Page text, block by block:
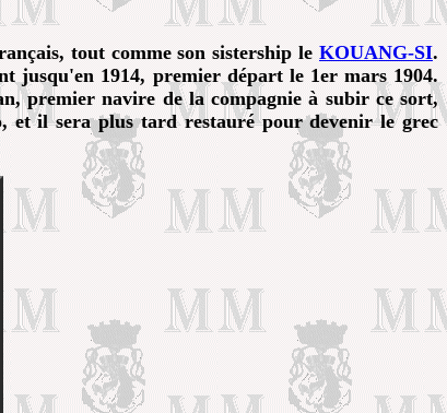
tout comme son sistership le KOUANG-SI.
jusqu'en 1914, premier départ le 1er mars 1904.
premier navire de la compagnie à subir ce sort,
et il sera plus tard restauré pour devenir le grec